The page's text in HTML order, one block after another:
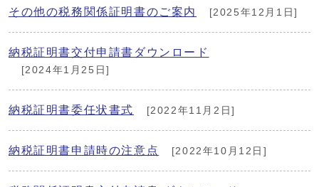
その他の税務関係証明書のご案内 [2025年12月1日]
納税証明書交付申請書ダウンロード
[2024年1月25日]
納税証明書委任状書式 [2022年11月2日]
納税証明書申請時の注意点 [2022年10月12日]